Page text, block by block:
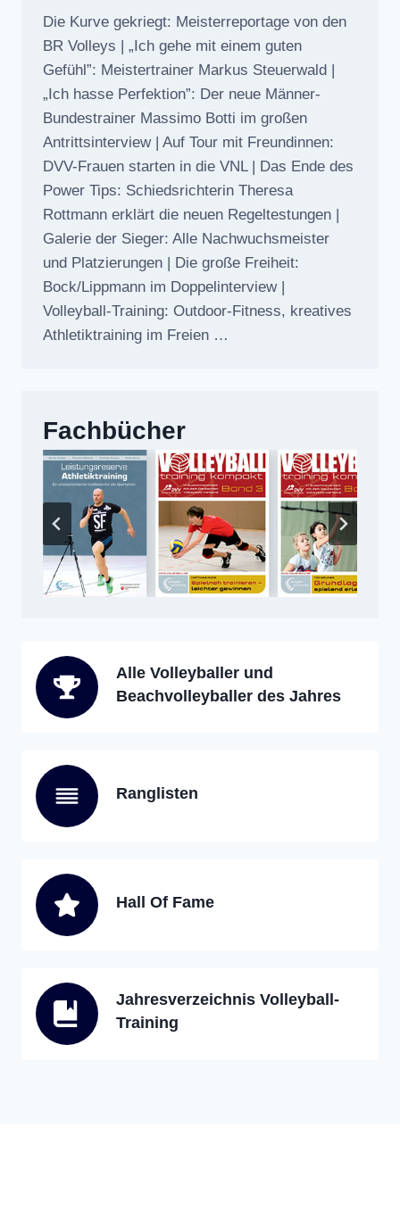
Die Kurve gekriegt: Meisterreportage von den
BR Volleys | „Ich gehe mit einem guten
Gefühl”: Meistertrainer Markus Steuerwald |
„Ich hasse Perfektion”: Der neue Männer-
Bundestrainer Massimo Botti im großen
Antrittsinterview | Auf Tour mit Freundinnen:
DVV-Frauen starten in die VNL | Das Ende des
Power Tips: Schiedsrichterin Theresa
Rottmann erklärt die neuen Regeltestungen |
Galerie der Sieger: Alle Nachwuchsmeister
und Platzierungen | Die große Freiheit:
Bock/Lippmann im Doppelinterview |
Volleyball-Training: Outdoor-Fitness, kreatives
Athletiktraining im Freien …
Fachbücher
Alle Volleyballer und
Beachvolleyballer des Jahres
Ranglisten
Hall Of Fame
Jahresverzeichnis Volleyball-
Training